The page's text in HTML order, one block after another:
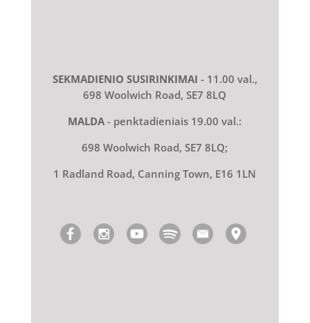
SEKMADIENIO SUSIRINKIMAI - 11.00 val.,
698 Woolwich Road, SE7 8LQ
MALDA- penktadieniais 19.00 val.:
698 Woolwich Road, SE7 8LQ;
1 Radland Road, Canning Town, E16 1LN